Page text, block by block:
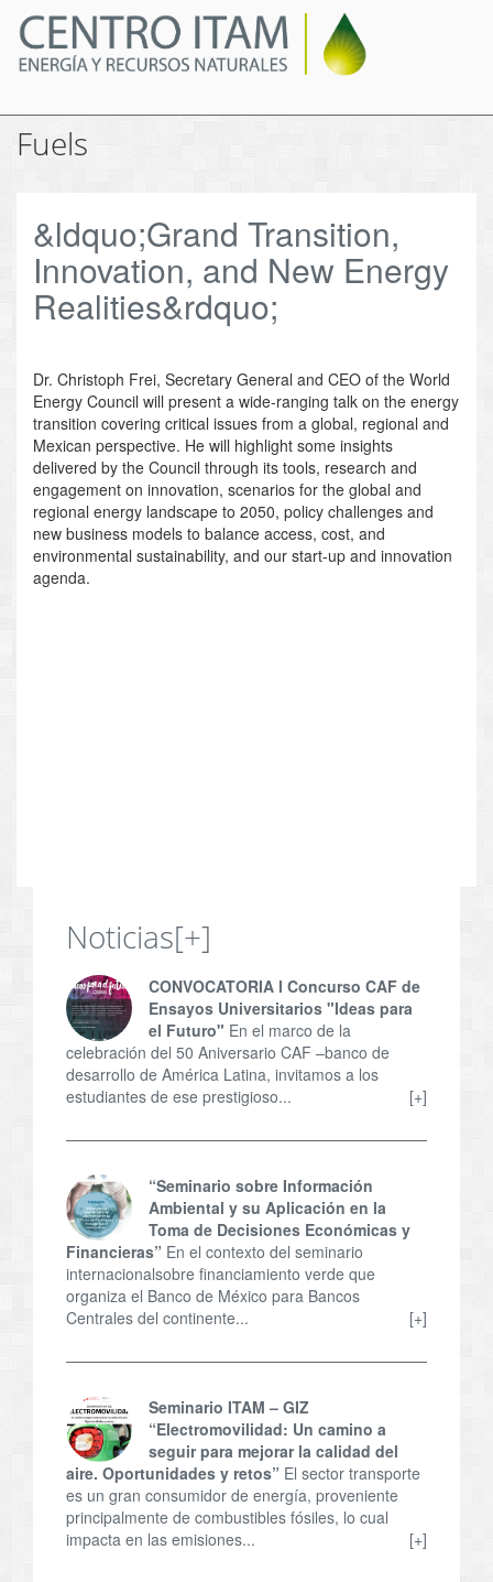
Pasar
contenido
principal
Fuels
&ldquo;Grand Transition,
Innovation, and New Energy
Realities&rdquo;
Dr. Christoph Frei, Secretary General and CEO of the World
Energy Council will present a wide-ranging talk on the energy
transition covering critical issues from a global, regional and
Mexican perspective. He will highlight some insights
delivered by the Council through its tools, research and
engagement on innovation, scenarios for the global and
regional energy landscape to 2050, policy challenges and
new business models to balance access, cost, and
environmental sustainability, and our start-up and innovation
agenda.
Noticias[+]
CONVOCATORIA l Concurso CAF de
Ensayos Universitarios "Ideas para
el Futuro" En el marco de la
celebración del 50 Aniversario CAF –banco de
desarrollo de América Latina, invitamos a los
estudiantes de ese prestigioso...
[+]
“Seminario sobre Información
Ambiental y su Aplicación en la
Toma de Decisiones Económicas y
Financieras” En el contexto del seminario
internacionalsobre financiamiento verde que
organiza el Banco de México para Bancos
Centrales del continente...
[+]
Seminario ITAM – GIZ
“Electromovilidad: Un camino a
seguir para mejorar la calidad del
aire. Oportunidades y retos” El sector transporte
es un gran consumidor de energía, proveniente
principalmente de combustibles fósiles, lo cual
impacta en las emisiones...
[+]